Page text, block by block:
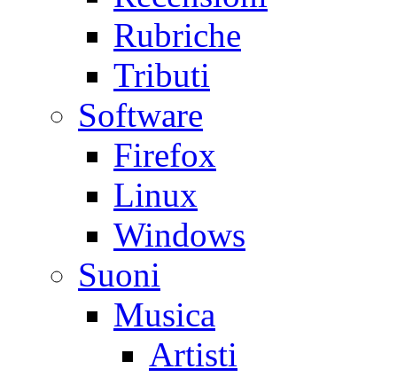
Rubriche
Tributi
Software
Firefox
Linux
Windows
Suoni
Musica
Artisti